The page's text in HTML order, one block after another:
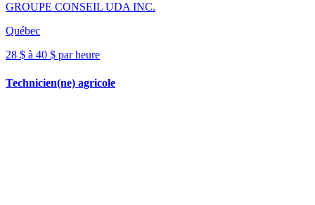
GROUPE CONSEIL UDA INC.
Québec
28 $ à 40 $ par heure
Technicien(ne) agricole